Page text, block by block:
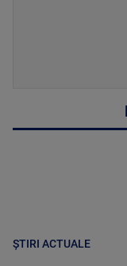
ȘTIRI ACTUALE